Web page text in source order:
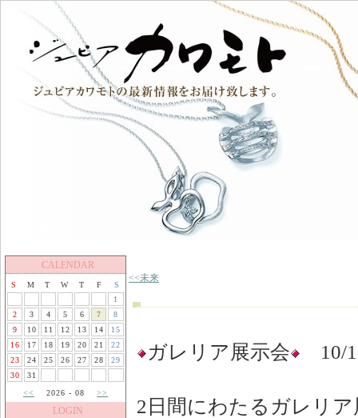
CALENDAR
S M T W T F
S
1
2
3 4 5 6 7
8
9
10 11 12 13 14
15
16
17 18 19 20 21
22
23
24 25 26 27 28
29
30
31
<<
2026 - 08 >>
LOGIN
<<未来
ガレリア展示会 10/
2日間にわたるガレリア